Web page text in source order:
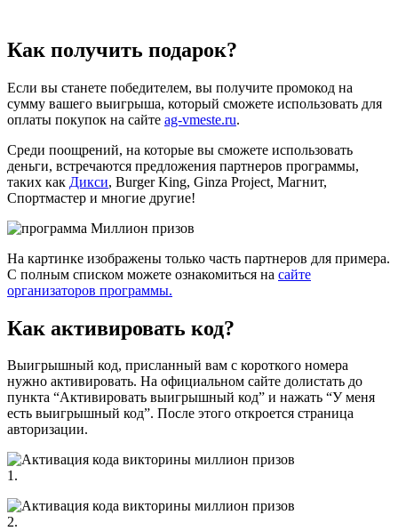
Как получить подарок?
Если вы станете победителем, вы получите промокод на
сумму вашего выигрыша, который сможете использовать для
оплаты покупок на сайте ag-vmeste.ru.
Среди поощрений, на которые вы сможете использовать
деньги, встречаются предложения партнеров программы,
таких как Дикси, Burger King, Ginza Project, Магнит,
Спортмастер и многие другие!
На картинке изображены только часть партнеров для примера.
С полным списком можете ознакомиться на сайте
организаторов программы.
Как активировать код?
Выигрышный код, присланный вам с короткого номера
нужно активировать. На официальном сайте долистать до
пункта “Активировать выигрышный код” и нажать “У меня
есть выигрышный код”. После этого откроется страница
авторизации.
1.
2.